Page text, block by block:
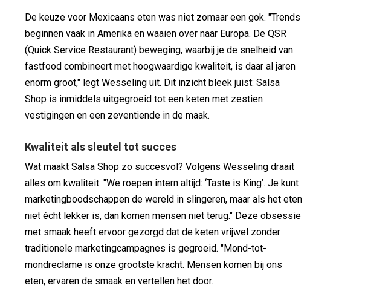
De keuze voor Mexicaans eten was niet zomaar een gok. "Trends
beginnen vaak in Amerika en waaien over naar Europa. De QSR
(Quick Service Restaurant) beweging, waarbij je de snelheid van
fastfood combineert met hoogwaardige kwaliteit, is daar al jaren
enorm groot," legt Wesseling uit. Dit inzicht bleek juist: Salsa
Shop is inmiddels uitgegroeid tot een keten met zestien
vestigingen en een zeventiende in de maak.
Kwaliteit als sleutel tot succes
Wat maakt Salsa Shop zo succesvol? Volgens Wesseling draait
alles om kwaliteit. "We roepen intern altijd: ‘Taste is King’. Je kunt
marketingboodschappen de wereld in slingeren, maar als het eten
niet écht lekker is, dan komen mensen niet terug." Deze obsessie
met smaak heeft ervoor gezorgd dat de keten vrijwel zonder
traditionele marketingcampagnes is gegroeid. "Mond-tot-
mondreclame is onze grootste kracht. Mensen komen bij ons
eten, ervaren de smaak en vertellen het door.